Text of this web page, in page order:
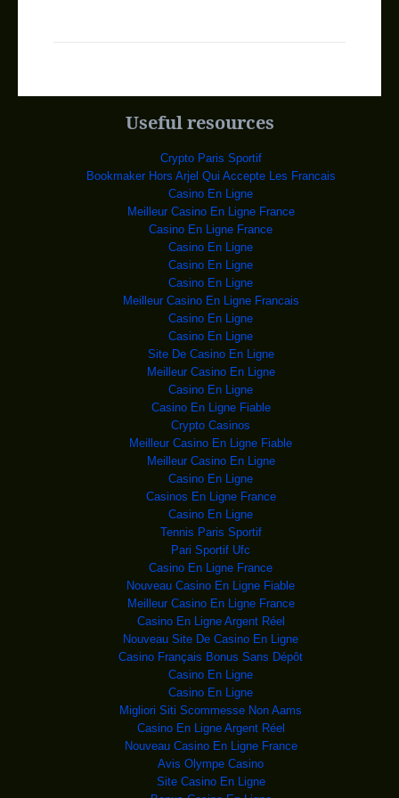
NIGER: 16 PERSONNES
Des personnes
GAMBIE: LE PRÉSIDENT
Le président
gambien Yahya Jammeh à l'ONU à
L'embuscade, au soir
L’EX-PRÉSIDENT
L'ancien dictateur tchadien
RDC : Ségolène Royal
Le vice-président de
la Commission europée
RDC : A Lumbumbashi,
La société agro-
alimentaire African Milling Compan
RDC : Le chef de l&r;
Le chef des Forces
démocratiques alliées (ADF, mou
RDC : Boshab publie
Le Vice-premier
ministre, ministre de l’In
Museveni blâme l’ONU
C’est dans son
message, vendredi, à l’oc
Un attentat à la voi
Au moins 35 personnes ont
été tuées vendredi dan
KHAMENEI: LA POLITIQ
Photo diffusée par
les autorités iraniennes
L'Empire State Building s'est
Il a fallu 18 minutes aux
BOKO HARAM : 3 mineu
Les
prochaines victimes de
AFRIQUE DU SUD: PLUS
Des services de
secours et du personnel des ch
Vidéo : La jeune réf
La séquence, tournée
mercredi soir à Rostock par
La mort en détention
Une Afro-Américaine de
28 ans a été retrouvée mo
TCHAD: UN SOLDAT ET
Des soldats
tchadiens patrouillent à Malam
Useful resources
Crypto Paris Sportif
Bookmaker Hors Arjel Qui Accepte Les Francais
Casino En Ligne
Meilleur Casino En Ligne France
Casino En Ligne France
Casino En Ligne
Casino En Ligne
Casino En Ligne
Meilleur Casino En Ligne Francais
Casino En Ligne
Casino En Ligne
Site De Casino En Ligne
Meilleur Casino En Ligne
Casino En Ligne
Casino En Ligne Fiable
Crypto Casinos
Meilleur Casino En Ligne Fiable
Meilleur Casino En Ligne
Casino En Ligne
Casinos En Ligne France
Casino En Ligne
Tennis Paris Sportif
Pari Sportif Ufc
Casino En Ligne France
Nouveau Casino En Ligne Fiable
Meilleur Casino En Ligne France
Casino En Ligne Argent Réel
Nouveau Site De Casino En Ligne
Casino Français Bonus Sans Dépôt
Casino En Ligne
Casino En Ligne
Migliori Siti Scommesse Non Aams
Casino En Ligne Argent Réel
Nouveau Casino En Ligne France
Avis Olympe Casino
Site Casino En Ligne